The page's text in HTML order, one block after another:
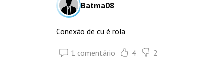
Batma08
Conexão de cu é rola
1 comentário 4 2